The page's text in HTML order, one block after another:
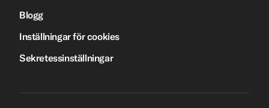
Blogg
Inställningar för cookies
Sekretessinställningar